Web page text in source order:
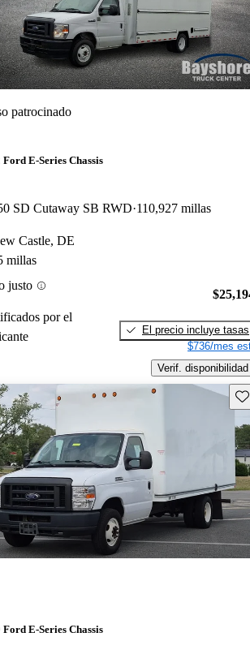
patrocinado
Ford E-Series Chassis
SD Cutaway SB RWD 110,927 millas
Castle, DE
millas
justo
por el
El precio incluye tasas
$736/mes
Verif. disponibilidad
Aviso
Ford E-Series Chassis